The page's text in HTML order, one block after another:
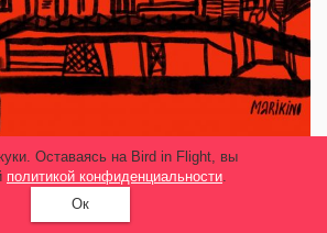
Опыт
прямой репортаж из ада»
сражающегося на
Оставаясь на Bird in Flight, вы
политикой конфиденциальности.
Ок